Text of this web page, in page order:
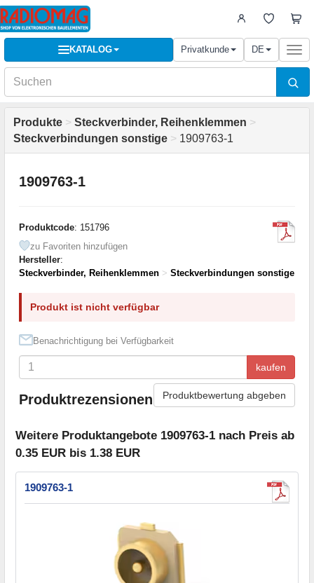
KATALOG Privatkunde DE
Produkte > Steckverbinder, Reihenklemmen >
Steckverbindungen sonstige > 1909763-1
1909763-1
Produktcode: 151796
zu Favoriten hinzufügen
Hersteller:
Steckverbinder, Reihenklemmen > Steckverbindungen sonstige
Produkt ist nicht verfügbar
Benachrichtigung bei Verfügbarkeit
kaufen
Produktrezensionen Produktbewertung abgeben
Weitere Produktangebote 1909763-1 nach Preis ab
0.35 EUR bis 1.38 EUR
1909763-1